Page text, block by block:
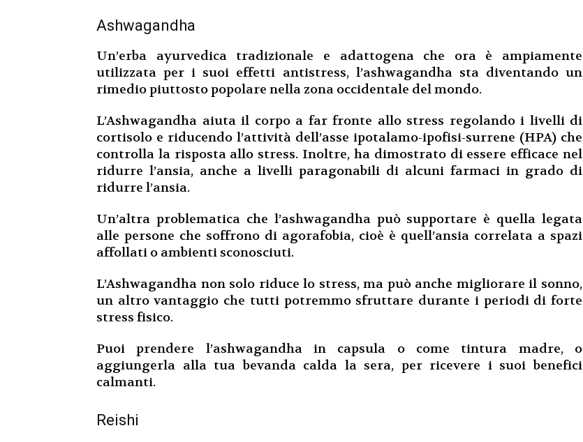
Ashwagandha
Un’erba ayurvedica tradizionale e adattogena che ora è ampiamente
utilizzata per i suoi effetti antistress, l’ashwagandha sta diventando un
rimedio piuttosto popolare nella zona occidentale del mondo.
L’Ashwagandha aiuta il corpo a far fronte allo stress regolando i livelli di
cortisolo e riducendo l’attività dell’asse ipotalamo-ipofisi-surrene (HPA) che
controlla la risposta allo stress. Inoltre, ha dimostrato di essere efficace nel
ridurre l’ansia, anche a livelli paragonabili di alcuni farmaci in grado di
ridurre l’ansia.
Un’altra problematica che l’ashwagandha può supportare è quella legata
alle persone che soffrono di agorafobia, cioè è quell’ansia correlata a spazi
affollati o ambienti sconosciuti.
L’Ashwagandha non solo riduce lo stress, ma può anche migliorare il sonno,
un altro vantaggio che tutti potremmo sfruttare durante i periodi di forte
stress fisico.
Puoi prendere l’ashwagandha in capsula o come tintura madre, o
aggiungerla alla tua bevanda calda la sera, per ricevere i suoi benefici
calmanti.
Reishi